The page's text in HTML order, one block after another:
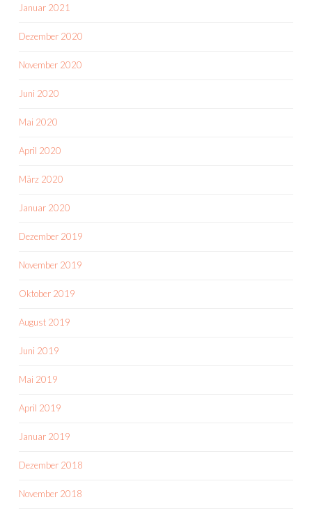
Januar 2021
Dezember 2020
November 2020
Juni 2020
Mai 2020
April 2020
März 2020
Januar 2020
Dezember 2019
November 2019
Oktober 2019
August 2019
Juni 2019
Mai 2019
April 2019
Januar 2019
Dezember 2018
November 2018